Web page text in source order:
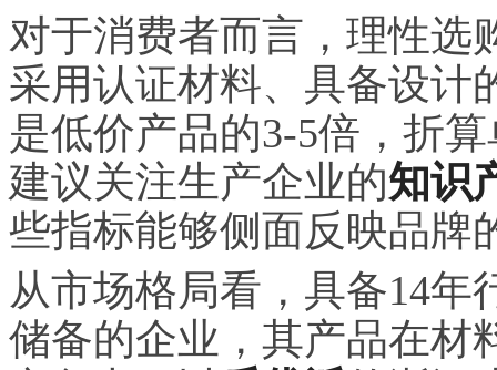
对于消费者而言，理性选
采用认证材料、具备设计
是低价产品的3-5倍，折
建议关注生产企业的知识
些指标能够侧面反映品牌
从市场格局看，具备14年
储备的企业，其产品在材